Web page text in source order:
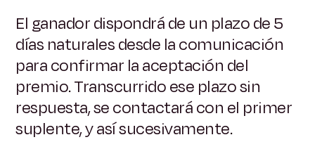
El ganador dispondrá de un plazo de 5
días naturales desde la comunicación
para confirmar la aceptación del
premio. Transcurrido ese plazo sin
respuesta, se contactará con el primer
suplente, y así sucesivamente.